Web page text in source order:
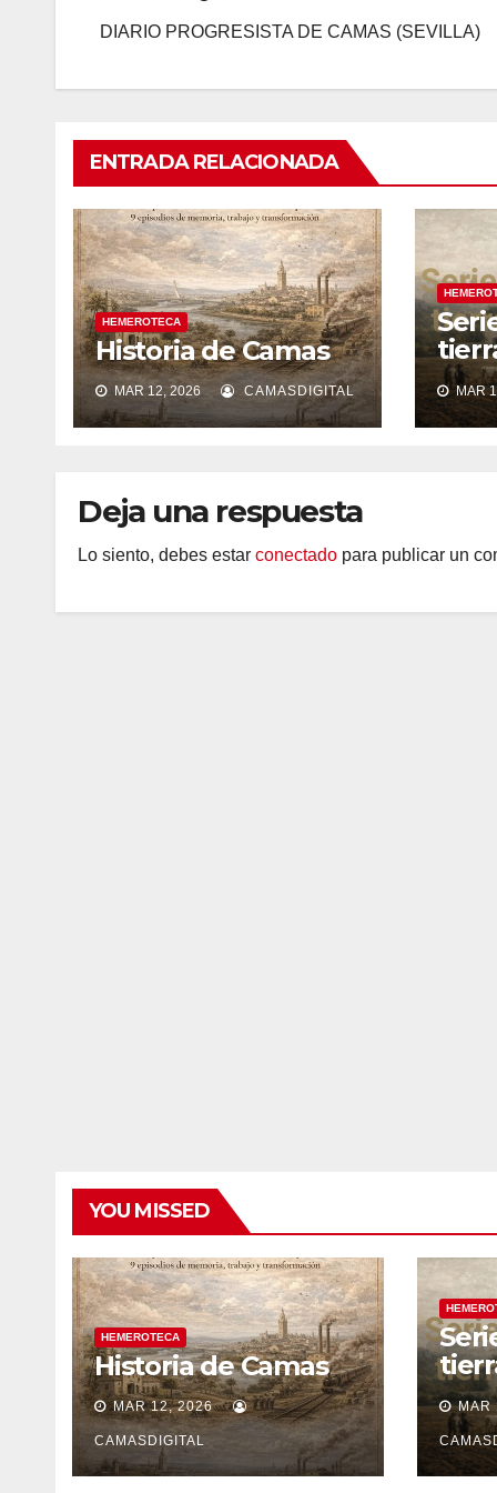
DIARIO PROGRESISTA DE CAMAS (SEVILLA)
ENTRADA RELACIONADA
HEMEROTECA
Historia de Camas
MAR 12, 2026 CAMASDIGITAL MAR
Deja una respuesta
Lo siento, debes estar conectado para publicar un
YOU MISSED
HEMEROTECA
Historia de Camas
MAR 12, 2026
CAMASDIGITAL
MAR